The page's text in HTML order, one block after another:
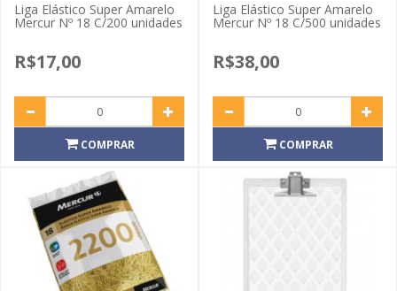
Liga Elástico Super Amarelo
Mercur Nº 18 C/200 unidades
R$17,00
COMPRAR
Liga Elástico Super Amarelo
Mercur Nº 18 C/500 unidades
R$38,00
COMPRAR